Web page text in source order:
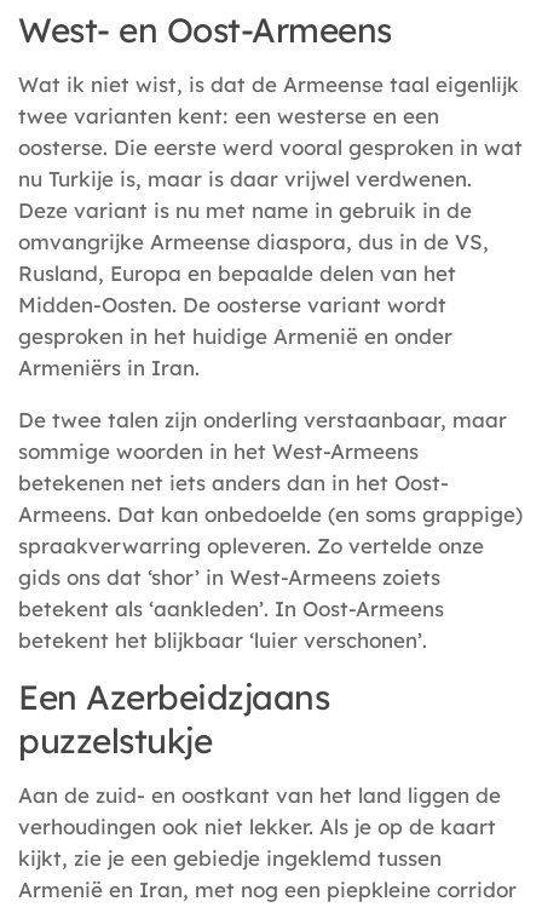
West- en Oost-Armeens
Wat ik niet wist, is dat de Armeense taal eigenlijk
twee varianten kent: een westerse en een
oosterse. Die eerste werd vooral gesproken in wat
nu Turkije is, maar is daar vrijwel verdwenen.
Deze variant is nu met name in gebruik in de
omvangrijke Armeense diaspora, dus in de VS,
Rusland, Europa en bepaalde delen van het
Midden-Oosten. De oosterse variant wordt
gesproken in het huidige Armenië en onder
Armeniërs in Iran.
De twee talen zijn onderling verstaanbaar, maar
sommige woorden in het West-Armeens
betekenen net iets anders dan in het Oost-
Armeens. Dat kan onbedoelde (en soms grappige)
spraakverwarring opleveren. Zo vertelde onze
gids ons dat ‘shor’ in West-Armeens zoiets
betekent als ‘aankleden’. In Oost-Armeens
betekent het blijkbaar ‘luier verschonen’.
Een Azerbeidzjaans
puzzelstukje
Aan de zuid- en oostkant van het land liggen de
verhoudingen ook niet lekker. Als je op de kaart
kijkt, zie je een gebiedje ingeklemd tussen
Armenië en Iran, met nog een piepkleine corridor